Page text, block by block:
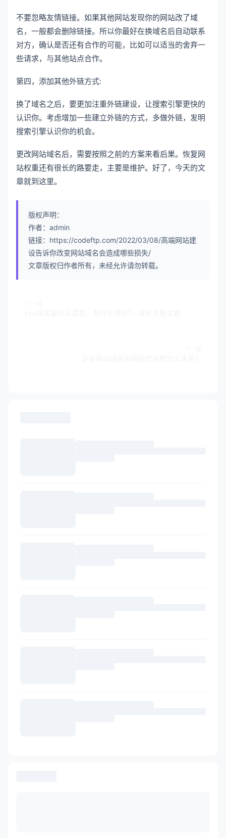
不要忽略友情链接。如果其他网站发现你的网站改了域
名，一般都会删除链接。所以你最好在换域名后自动联系
对方，确认是否还有合作的可能，比如可以适当的舍弃一
些请求，与其他站点合作。
第四，添加其他外链方式:
换了域名之后，要更加注重外链建设，让搜索引擎更快的
认识你。考虑增加一些建立外链的方式，多做外链，发明
搜索引擎认识你的机会。
更改网站域名后，需要按照之前的方案来看后果。恢复网
站权重还有很长的路要走，主要是维护。好了，今天的文
章就到这里。
版权声明：
作者：admin
链接：https://codeftp.com/2022/03/08/高端网站建
设告诉你改变网站域名会造成哪些损失/
文章版权归作者所有，未经允许请勿转载。